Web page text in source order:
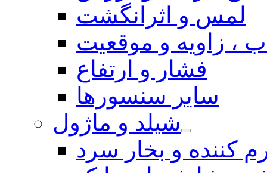
لمس و اثرانگشت
، زاویه و موقعیت
فشار و ارتفاع
سایر سنسورها
شیلد و ماژول
کننده و بخار سرد